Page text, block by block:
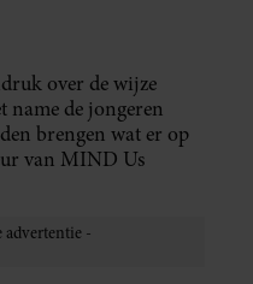
over de wijze
name de jongeren
brengen wat er op
van MIND Us